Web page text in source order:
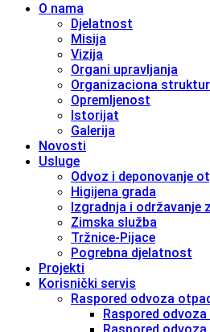
O nama
Djelatnost
Misija
Vizija
Organi upravljanja
Organizaciona
Opremljenost
Istorijat
Galerija
Novosti
Usluge
Odvoz i deponovanje
Higijena grada
Izgradnja i održavanje
Zimska služba
Tržnice-Pijace
Pogrebna djelatnost
Projekti
Korisnički servis
Raspored odvoza
Raspored